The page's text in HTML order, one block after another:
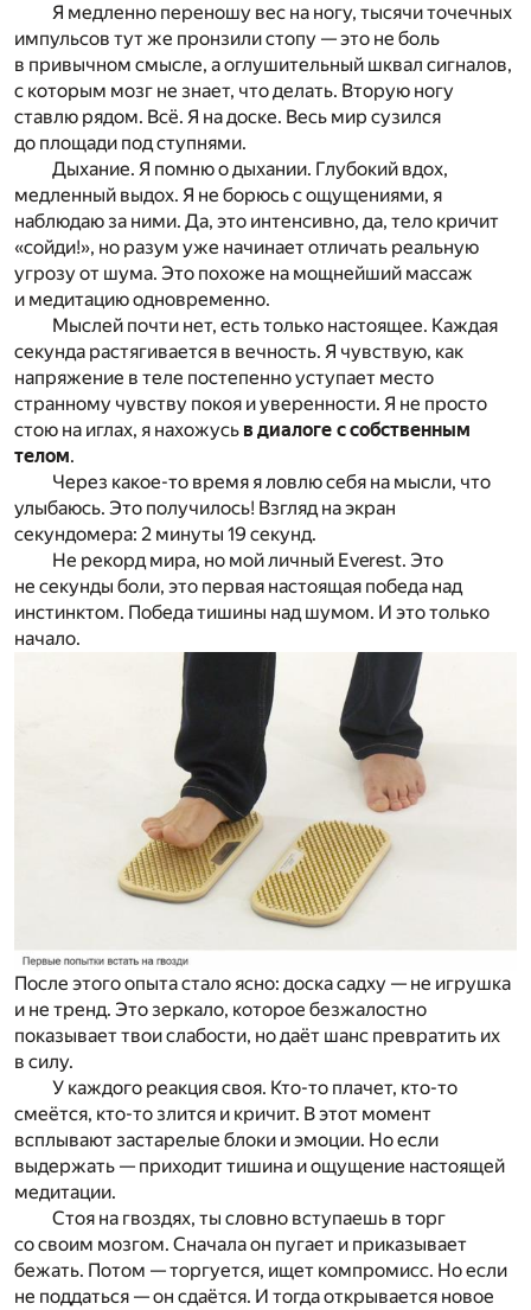
Я медленно переношу вес на ногу, тысячи точечных
импульсов тут же пронзили стопу — это не боль
в привычном смысле, а оглушительный шквал сигналов,
с которым мозг не знает, что делать. Вторую ногу
ставлю рядом. Всё. Я на доске. Весь мир сузился
до площади под ступнями.
Дыхание. Я помню о дыхании. Глубокий вдох,
медленный выдох. Я не борюсь с ощущениями, я
наблюдаю за ними. Да, это интенсивно, да, тело кричит
«сойди!», но разум уже начинает отличать реальную
угрозу от шума. Это похоже на мощнейший массаж
и медитацию одновременно.
Мыслей почти нет, есть только настоящее. Каждая
секунда растягивается в вечность. Я чувствую, как
напряжение в теле постепенно уступает место
странному чувству покоя и уверенности. Я не просто
стою на иглах, я нахожусь в диалоге с собственным
телом.
Через какое-то время я ловлю себя на мысли, что
улыбаюсь. Это получилось! Взгляд на экран
секундомера: 2 минуты 19 секунд.
Не рекорд мира, но мой личный Everest. Это
не секунды боли, это первая настоящая победа над
инстинктом. Победа тишины над шумом. И это только
начало.
После этого опыта стало ясно: доска садху — не игрушка
и не тренд. Это зеркало, которое безжалостно
показывает твои слабости, но даёт шанс превратить их
в силу.
У каждого реакция своя. Кто-то плачет, кто-то
смеётся, кто-то злится и кричит. В этот момент
всплывают застарелые блоки и эмоции. Но если
выдержать — приходит тишина и ощущение настоящей
медитации.
Стоя на гвоздях, ты словно вступаешь в торг
со своим мозгом. Сначала он пугает и приказывает
бежать. Потом — торгуется, ищет компромисс. Но если
не поддаться — он сдаётся. И тогда открывается новое